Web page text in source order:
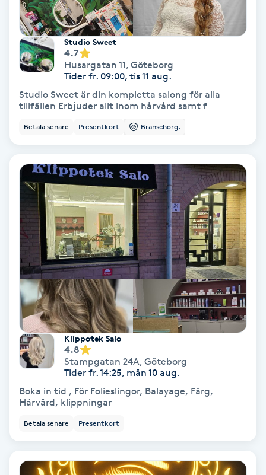
Hälsa
Hälsprickor
IR-massage
Japansk massage
K18
Katun fransar
Kemisk peeling
Studio Sweet
4.7
Husargatan 11, Göteborg
Tider fr. 09:00, tis 11 aug.
Studio Sweet är din kompletta salong för alla
tillfällen Erbjuder allt inom hårvård samt f
Betala senare Presentkort Branschorg.
Klippotek Salo
4.8
Stampgatan 24A, Göteborg
Tider fr. 14:25, mån 10 aug.
Boka in tid , För Folieslingor, Balayage, Färg,
Hårvård, klippningar
Betala senare Presentkort